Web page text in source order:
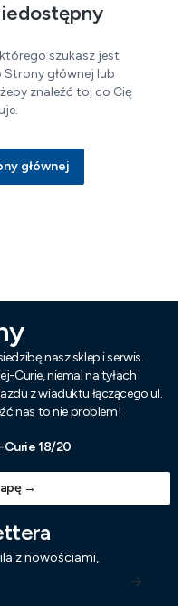
szukasz jest
głównej lub
znaleźć to, co Cię
głównej
nasz sklep i serwis.
Curie, niemal na tyłach
z wiaduktu łączącego ul.
nas to nie problem!
Curie 18/20
→
z nowościami,